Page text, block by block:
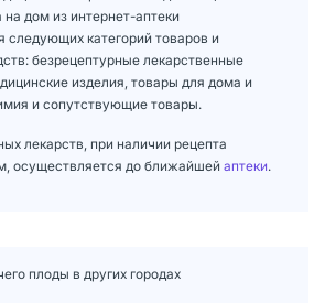
дом из интернет-аптеки
следующих категорий товаров и
безрецептурные лекарственные
изделия, товары для дома и
и сопутствующие товары.
лекарств, при наличии рецепта
осуществляется до ближайшей аптеки.
плоды в других городах